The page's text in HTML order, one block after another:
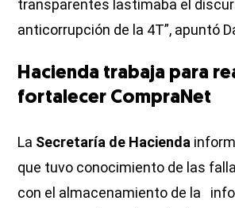
transparentes lastimaba el
anticorrupción de la 4T”, apuntó
Hacienda trabaja para
fortalecer CompraNet
La Secretaría de Hacienda
que tuvo conocimiento de las
con el almacenamiento de la